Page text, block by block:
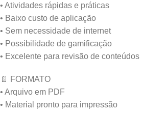
• Atividades rápidas e práticas
• Baixo custo de aplicação
• Sem necessidade de internet
• Possibilidade de gamificação
• Excelente para revisão de conteúdos
📄 FORMATO
• Arquivo em PDF
• Material pronto para impressão